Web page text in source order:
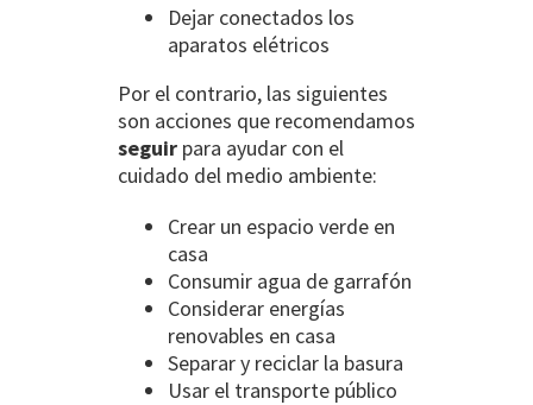
Dejar conectados los
aparatos elétricos
Por el contrario, las siguientes
son acciones que recomendamos
seguirpara ayudar con el
cuidado del medio ambiente:
Crear un espacio verde en
casa
Consumir agua de garrafón
Considerar energías
renovables en casa
Separar y reciclar la basura
Usar el transporte público